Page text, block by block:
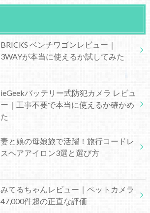
BRICKS ベンチワゴンレビュー｜
3WAYが本当に使えるか試してみた
ieGeekバッテリー式防犯カメラ レビュ
ー｜工事不要で本当に使えるか確かめ
た
妻と娘の母娘旅で活躍！旅行コードレ
スヘアアイロン3選と選び方
みてるちゃんレビュー｜ペットカメラ
47,000件超の正直な評価